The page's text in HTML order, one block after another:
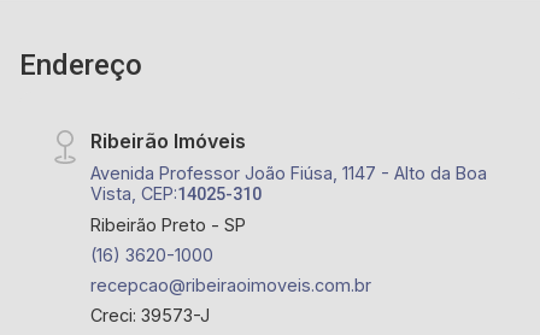
Endereço
Ribeirão Imóveis
Avenida Professor João Fiúsa, 1147 - Alto da Boa
Vista, CEP:14025-310
Ribeirão Preto - SP
(16) 3620-1000
recepcao@ribeiraoimoveis.com.br
Creci: 39573-J